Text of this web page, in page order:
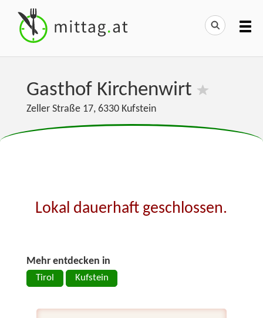
Gasthof Kirchenwirt
Zeller Straße 17, 6330 Kufstein
Lokal dauerhaft geschlossen.
Mehr entdecken in
Tirol Kufstein